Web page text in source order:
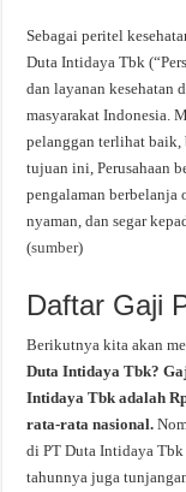
Sebagai peritel
Duta Intidaya Tbk
dan layanan kesehatan
masyarakat Indonesia.
pelanggan terlihat baik,
tujuan ini, Perusahaan
pengalaman
nyaman, dan segar
(sumber)
Daftar Gaji
Berikutnya kita akan
Duta Intidaya Tbk?
Intidaya Tbk adalah
rata-rata nasional.
di PT Duta Intidaya
tahunnya juga